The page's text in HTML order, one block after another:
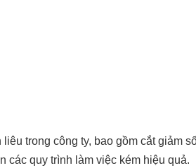
trong công ty, bao gồm cắt giảm
các quy trình làm việc kém hiệu quả.